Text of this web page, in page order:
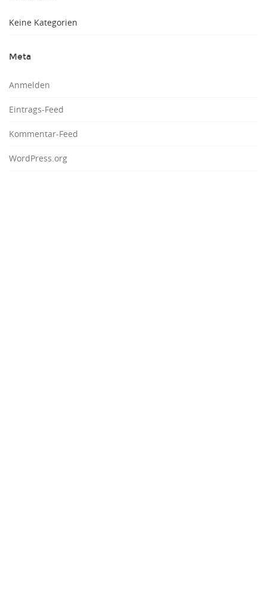
Keine Kategorien
Meta
Anmelden
Eintrags-Feed
Kommentar-Feed
WordPress.org